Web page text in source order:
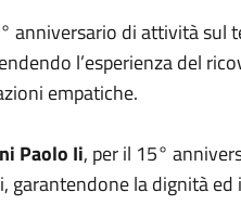
anniversario di attività sul
l’esperienza del
empatiche.
Paolo Ii, per il 15°
garantendone la dignità